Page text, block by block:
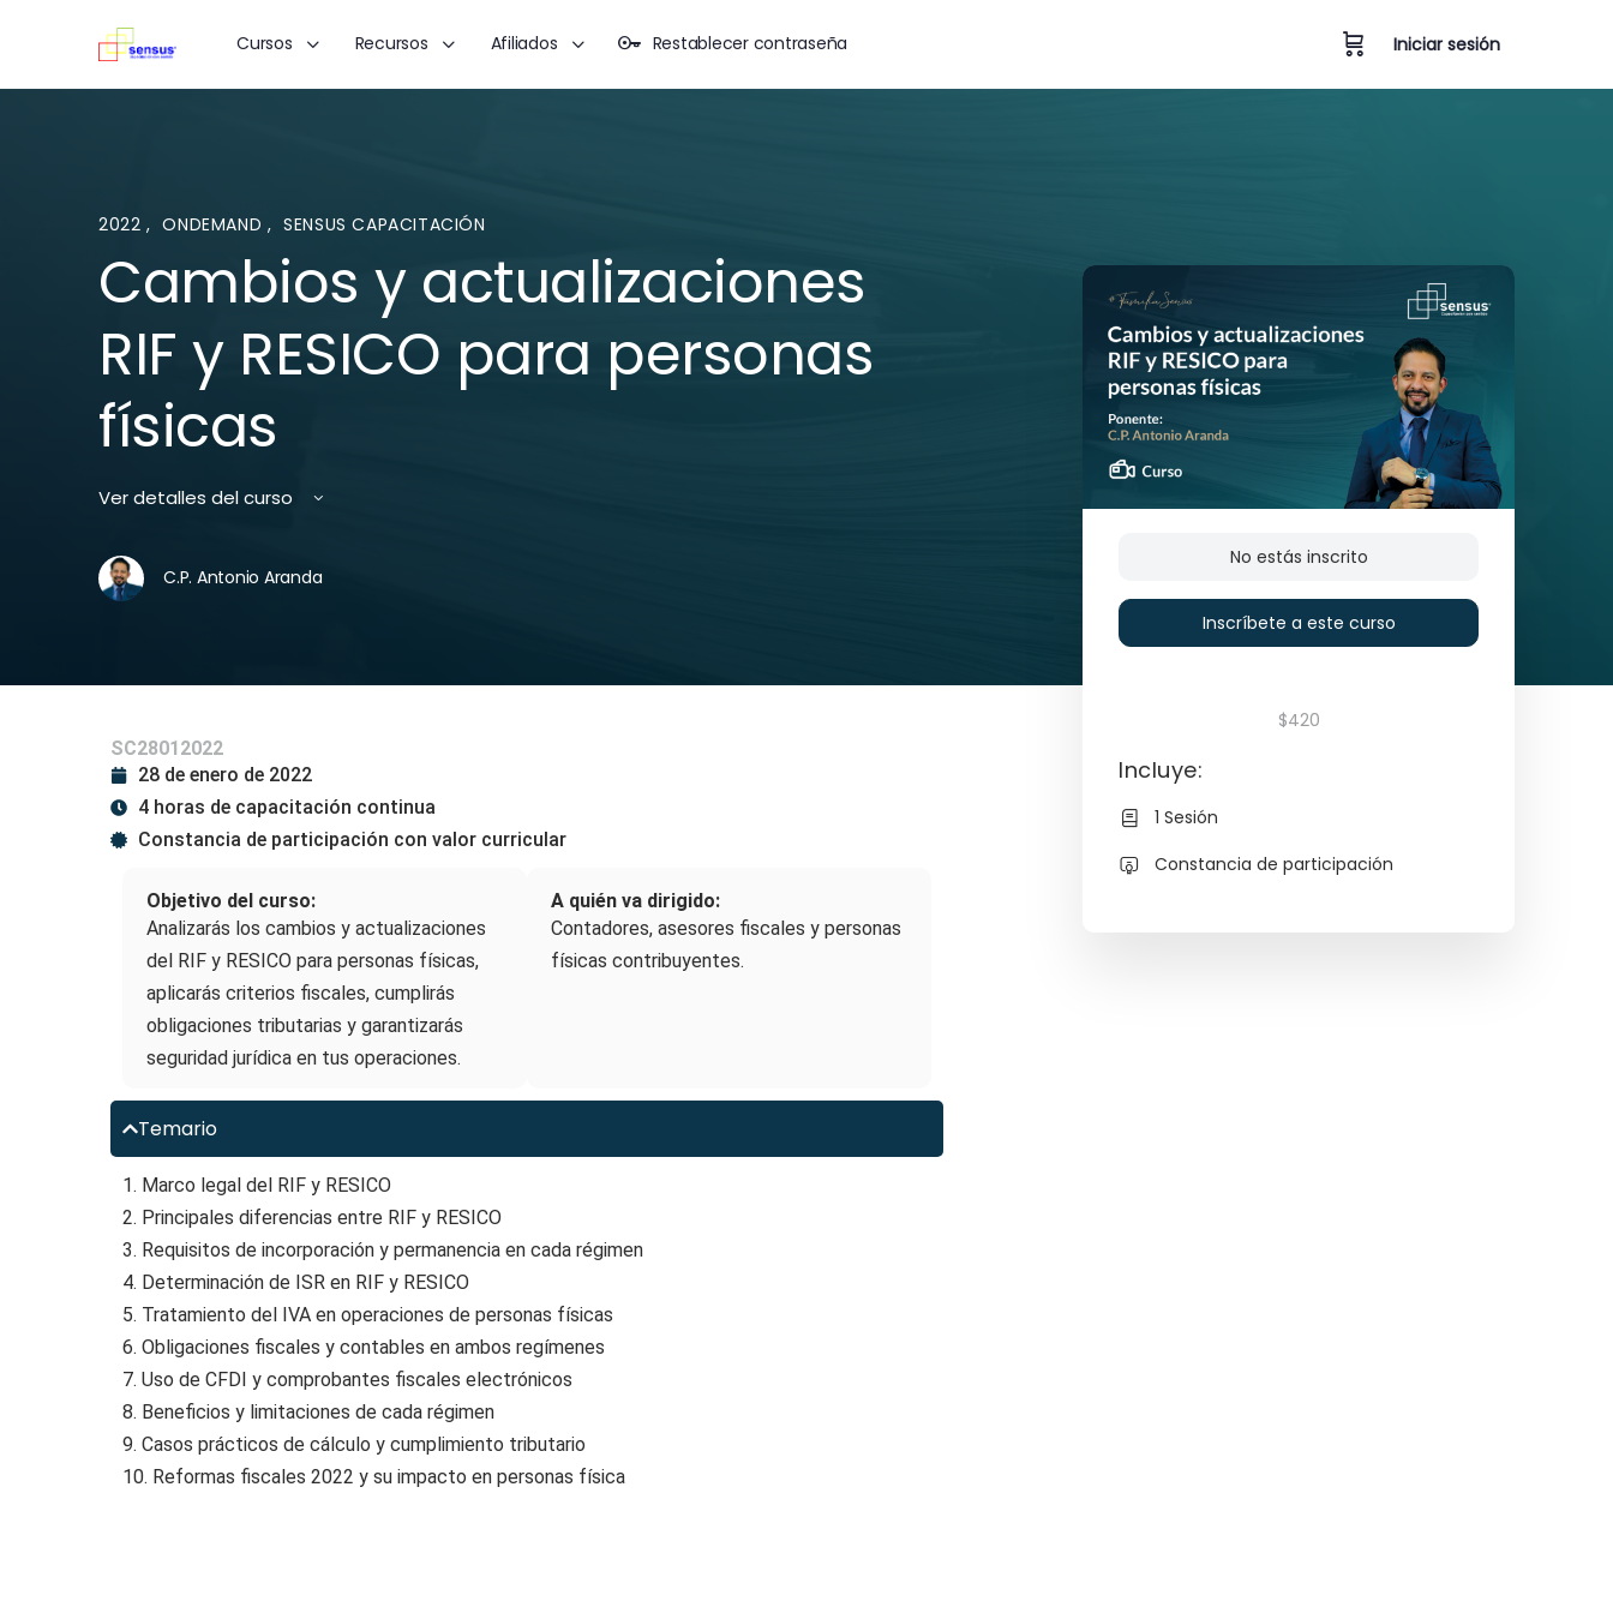
Cursos Recursos Afiliados Restablecer contraseña Iniciar sesión
2022, ONDEMAND , SENSUS CAPACITACIÓN
Cambios y actualizaciones
RIF y RESICO para personas
físicas
Ver detalles del curso
C.P. Antonio Aranda
SC28012022
28 de enero de 2022
4 horas de capacitación continua
Constancia de participación con valor curricular
Objetivo del curso:
Analizarás los cambios y actualizaciones
del RIF y RESICO para personas físicas,
aplicarás criterios fiscales, cumplirás
obligaciones tributarias y garantizarás
seguridad jurídica en tus operaciones.
A quién va dirigido:
Contadores, asesores fiscales y personas
físicas contribuyentes.
Temario
1. Marco legal del RIF y RESICO
2. Principales diferencias entre RIF y RESICO
3. Requisitos de incorporación y permanencia en cada régimen
4. Determinación de ISR en RIF y RESICO
5. Tratamiento del IVA en operaciones de personas físicas
6. Obligaciones fiscales y contables en ambos regímenes
7. Uso de CFDI y comprobantes fiscales electrónicos
8. Beneficios y limitaciones de cada régimen
9. Casos prácticos de cálculo y cumplimiento tributario
10. Reformas fiscales 2022 y su impacto en personas física
No estás inscrito
Inscríbete a este curso
$420
Incluye:
1 Sesión
Constancia de participación